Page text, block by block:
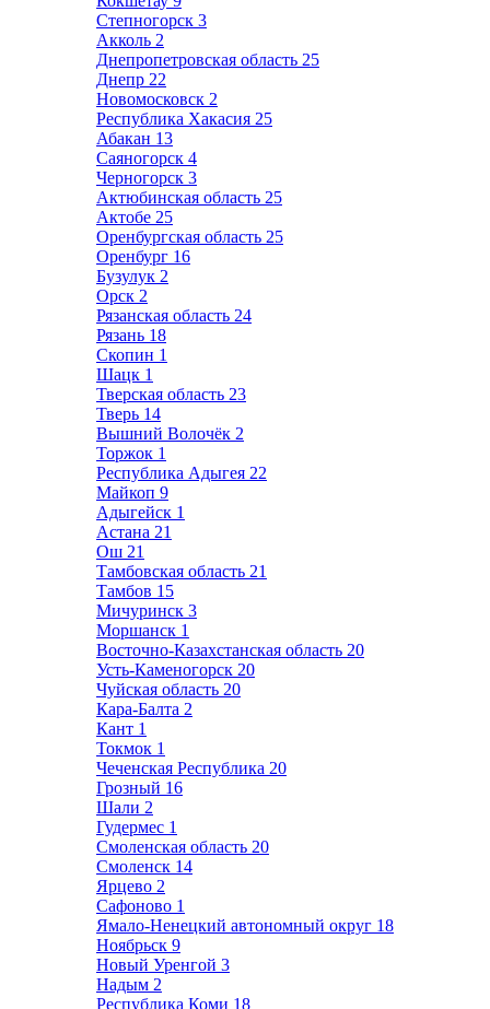
Степногорск 3
Акколь 2
Днепропетровская область 25
Днепр 22
Новомосковск 2
Республика Хакасия 25
Абакан 13
Саяногорск 4
Черногорск 3
Актюбинская область 25
Актобе 25
Оренбургская область 25
Оренбург 16
Бузулук 2
Орск 2
Рязанская область 24
Рязань 18
Скопин 1
Шацк 1
Тверская область 23
Тверь 14
Вышний Волочёк 2
Торжок 1
Республика Адыгея 22
Майкоп 9
Адыгейск 1
Астана 21
Ош 21
Тамбовская область 21
Тамбов 15
Мичуринск 3
Моршанск 1
Восточно-Казахстанская область 20
Усть-Каменогорск 20
Чуйская область 20
Кара-Балта 2
Кант 1
Токмок 1
Чеченская Республика 20
Грозный 16
Шали 2
Гудермес 1
Смоленская область 20
Смоленск 14
Ярцево 2
Сафоново 1
Ямало-Ненецкий автономный округ 18
Ноябрьск 9
Новый Уренгой 3
Надым 2
Республика Коми 18